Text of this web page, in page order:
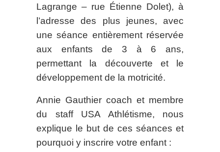
Lagrange – rue Étienne Dolet), à
l’adresse des plus jeunes, avec
une séance entièrement réservée
aux enfants de 3 à 6 ans,
permettant la découverte et le
développement de la motricité.
Annie Gauthier coach et membre
du staff USA Athlétisme, nous
explique le but de ces séances et
pourquoi y inscrire votre enfant :